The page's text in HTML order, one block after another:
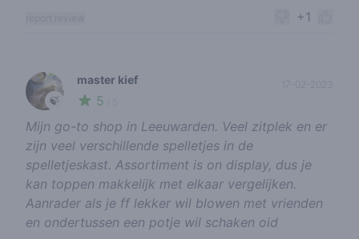
+1
🍃
master kief
5
17-02-2023
Mijn go-to shop in Leeuwarden. Veel zitplek en er
zijn veel verschillende spelletjes in de
spelletjeskast. Assortiment is on display, dus je
kan toppen makkelijk met elkaar vergelijken.
Aanrader als je ff lekker wil blowen met vrienden
en ondertussen een potje wil schaken oid